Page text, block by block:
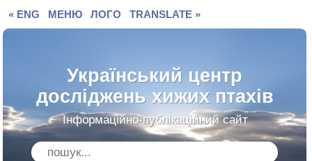
« ENG МЕНЮ ЛОГО TRANSLATE »
Український центр
досліджень хижих птахів
Інформаційно-публікаційний сайт